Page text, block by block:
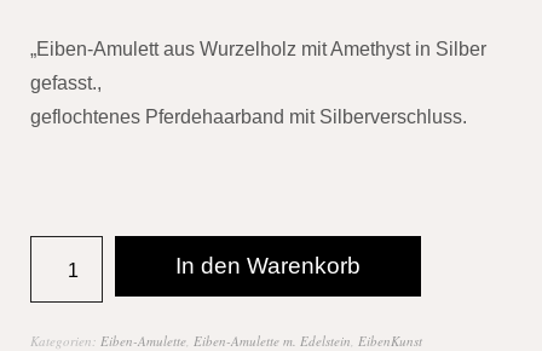
„Eiben-Amulett aus Wurzelholz mit Amethyst in Silber
gefasst.,
geflochtenes Pferdehaarband mit Silberverschluss.
In den Warenkorb
Kategorien: Eiben-Amulette Eiben-Amulette m. Edelstein EibenKunst